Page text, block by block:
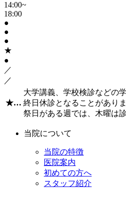
14:00~
18:00
●
●
●
★
●
／
／
★…
大学講義、学校検診などの
終日休診となることがありま
祭日がある週では、木曜は
当院について
当院の特徴
医院案内
初めての方へ
スタッフ紹介